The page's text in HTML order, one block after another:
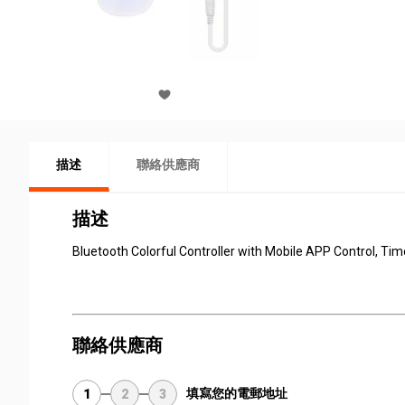
描述 聯絡供應商
描述
Bluetooth Colorful Controller with Mobile APP Control,
聯絡供應商
1 2 3 填寫您的電郵地址